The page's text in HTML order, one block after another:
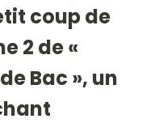
coup de
2 de «
Bac », un